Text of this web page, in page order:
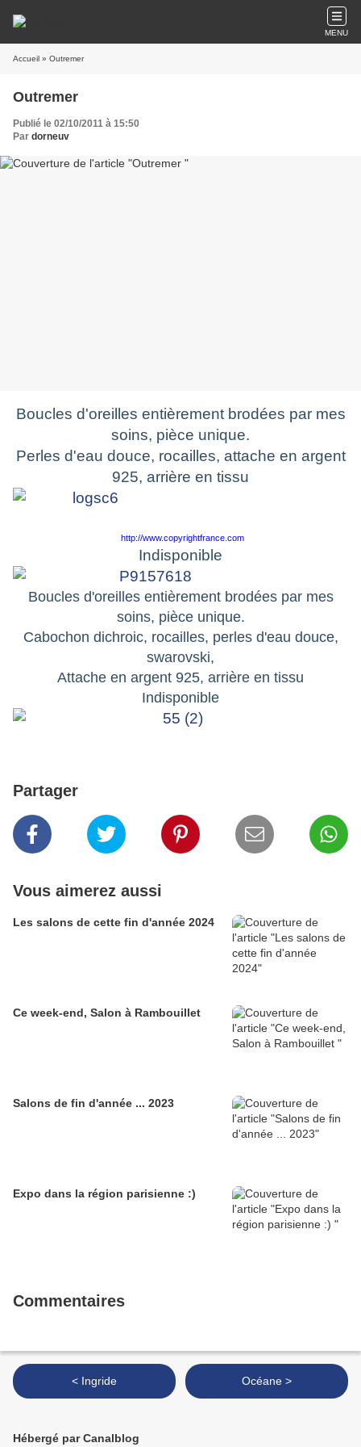
MENU
Accueil » Outremer
Outremer
Publié le 02/10/2011 à 15:50
Par dorneuv
Boucles d'oreilles entièrement brodées par mes
soins, pièce unique.
Perles d'eau douce, rocailles, attache en argent
925, arrière en tissu
http://www.copyrightfrance.com
Indisponible
Boucles d'oreilles entièrement brodées par mes
soins, pièce unique.
Cabochon dichroic, rocailles, perles d'eau douce,
swarovski,
Attache en argent 925, arrière en tissu
Indisponible
Partager
Vous aimerez aussi
Les salons de cette fin d'année 2024
Ce week-end, Salon à Rambouillet
Salons de fin d'année ... 2023
Expo dans la région parisienne :)
Commentaires
< Ingride Océane >
Hébergé par Canalblog